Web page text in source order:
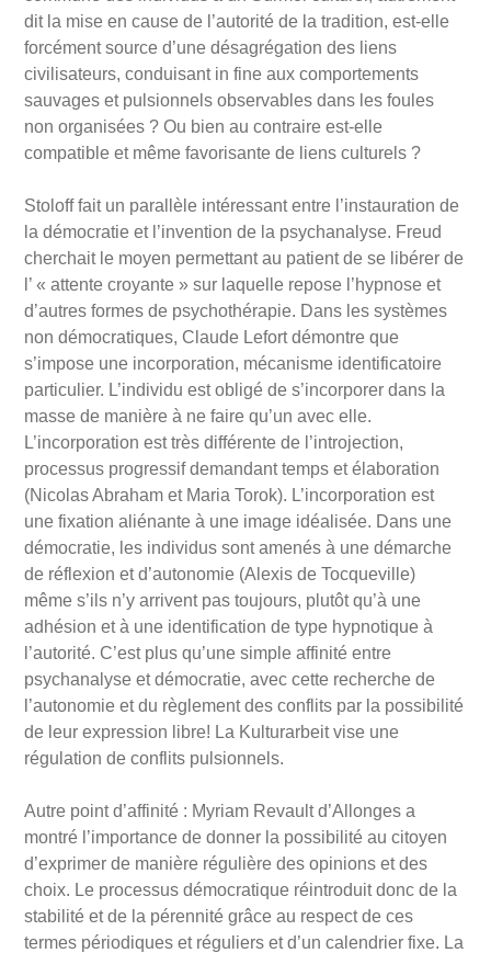
dit la mise en cause de l’autorité de la tradition, est-elle
forcément source d’une désagrégation des liens
civilisateurs, conduisant in fine aux comportements
sauvages et pulsionnels observables dans les foules
non organisées ? Ou bien au contraire est-elle
compatible et même favorisante de liens culturels ?
Stoloff fait un parallèle intéressant entre l’instauration de
la démocratie et l’invention de la psychanalyse. Freud
cherchait le moyen permettant au patient de se libérer de
l’ « attente croyante » sur laquelle repose l’hypnose et
d’autres formes de psychothérapie. Dans les systèmes
non démocratiques, Claude Lefort démontre que
s’impose une incorporation, mécanisme identificatoire
particulier. L’individu est obligé de s’incorporer dans la
masse de manière à ne faire qu’un avec elle.
L’incorporation est très différente de l’introjection,
processus progressif demandant temps et élaboration
(Nicolas Abraham et Maria Torok). L’incorporation est
une fixation aliénante à une image idéalisée. Dans une
démocratie, les individus sont amenés à une démarche
de réflexion et d’autonomie (Alexis de Tocqueville)
même s’ils n’y arrivent pas toujours, plutôt qu’à une
adhésion et à une identification de type hypnotique à
l’autorité. C’est plus qu’une simple affinité entre
psychanalyse et démocratie, avec cette recherche de
l’autonomie et du règlement des conflits par la possibilité
de leur expression libre! La Kulturarbeit vise une
régulation de conflits pulsionnels.
Autre point d’affinité : Myriam Revault d’Allonges a
montré l’importance de donner la possibilité au citoyen
d’exprimer de manière régulière des opinions et des
choix. Le processus démocratique réintroduit donc de la
stabilité et de la pérennité grâce au respect de ces
termes périodiques et réguliers et d’un calendrier fixe. La